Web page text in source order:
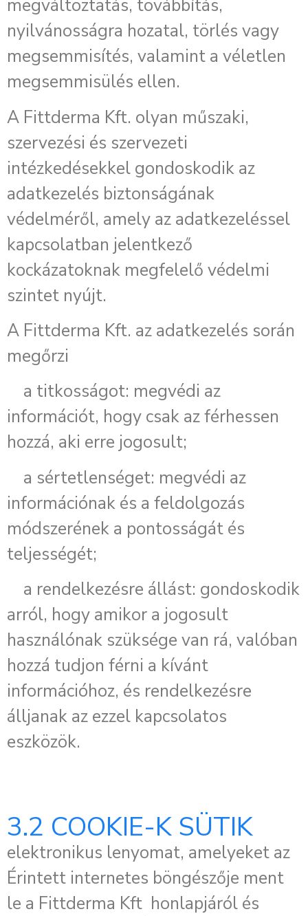
megváltoztatás, továbbítás,
nyilvánosságra hozatal, törlés vagy
megsemmisítés, valamint a véletlen
megsemmisülés ellen.
A Fittderma Kft. olyan műszaki,
szervezési és szervezeti
intézkedésekkel gondoskodik az
adatkezelés biztonságának
védelméről, amely az adatkezeléssel
kapcsolatban jelentkező
kockázatoknak megfelelő védelmi
szintet nyújt.
A Fittderma Kft. az adatkezelés során
megőrzi
a titkosságot: megvédi az
információt, hogy csak az férhessen
hozzá, aki erre jogosult;
a sértetlenséget: megvédi az
információnak és a feldolgozás
módszerének a pontosságát és
teljességét;
a rendelkezésre állást: gondoskodik
arról, hogy amikor a jogosult
használónak szüksége van rá, valóban
hozzá tudjon férni a kívánt
információhoz, és rendelkezésre
álljanak az ezzel kapcsolatos
eszközök.
3.2 COOKIE-K SÜTIK
elektronikus lenyomat, amelyeket az
Érintett internetes böngészője ment
le a Fittderma Kft honlapjáról és